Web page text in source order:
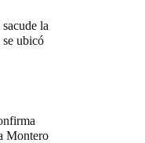
la
ubicó
Montero